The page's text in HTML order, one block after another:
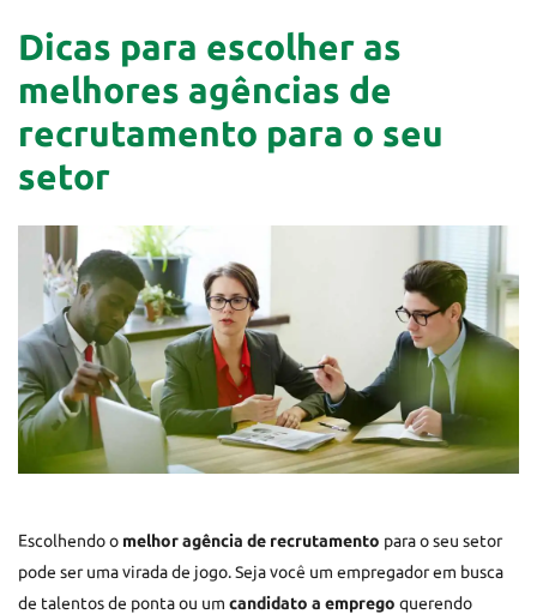
Dicas para escolher as
melhores agências de
recrutamento para o seu
setor
Escolhendo o melhor agência de recrutamento para o seu setor
pode ser uma virada de jogo. Seja você um empregador em busca
de talentos de ponta ou um candidato a emprego querendo